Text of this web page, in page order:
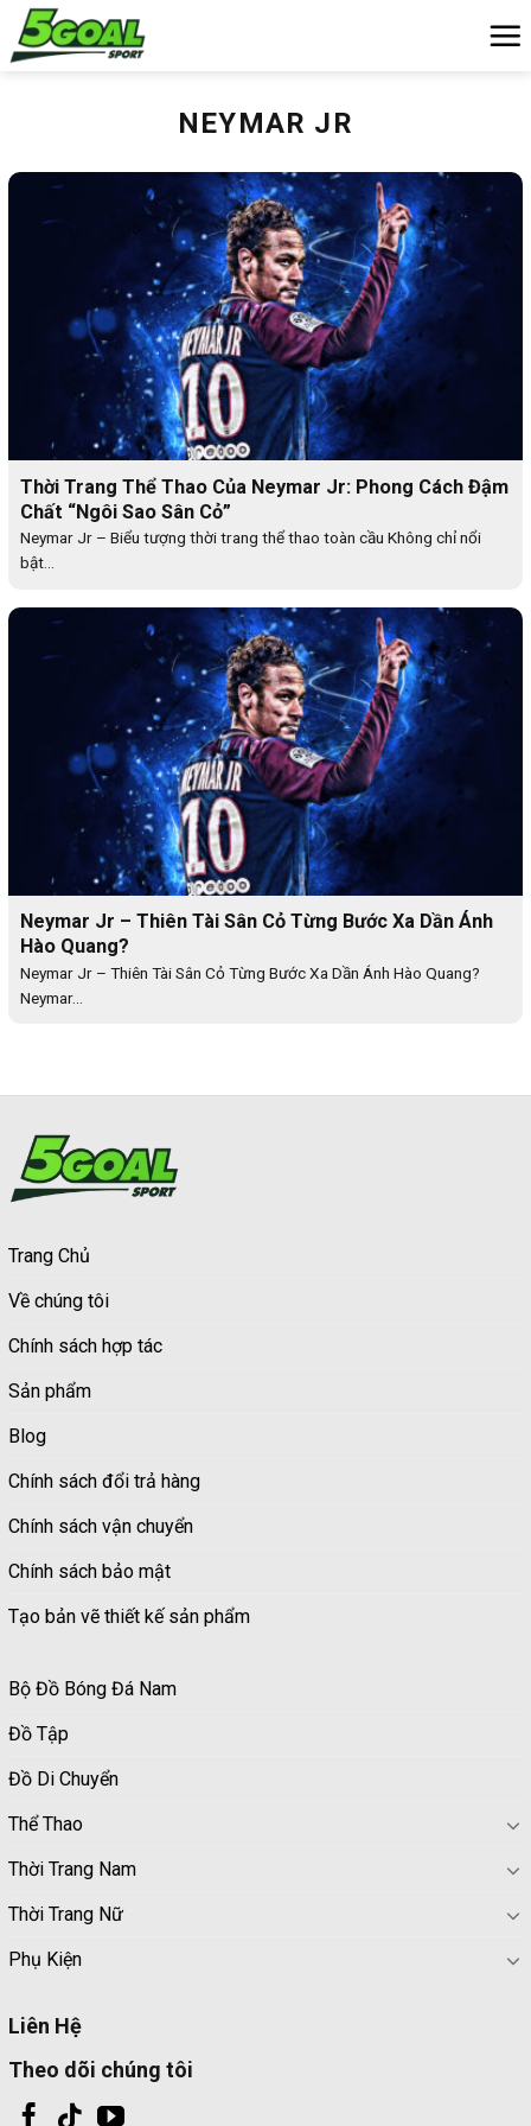
Chuyển
đến
NEYMAR JR
Thời Trang Thể Thao Của Neymar Jr: Phong Cách Đậm
Chất “Ngôi Sao Sân Cỏ”
Neymar Jr – Biểu tượng thời trang thể thao toàn cầu Không chỉ nổi
bật...
Neymar Jr – Thiên Tài Sân Cỏ Từng Bước Xa Dần Ánh
Hào Quang?
Neymar Jr – Thiên Tài Sân Cỏ Từng Bước Xa Dần Ánh Hào Quang?
Neymar...
Trang Chủ
Về chúng tôi
Chính sách hợp tác
Sản phẩm
Blog
Chính sách đổi trả hàng
Chính sách vận chuyển
Chính sách bảo mật
Tạo bản vẽ thiết kế sản phẩm
Bộ Đồ Bóng Đá Nam
Đồ Tập
Đồ Di Chuyển
Thể Thao
Thời Trang Nam
Thời Trang Nữ
Phụ Kiện
Liên Hệ
Theo dõi chúng tôi